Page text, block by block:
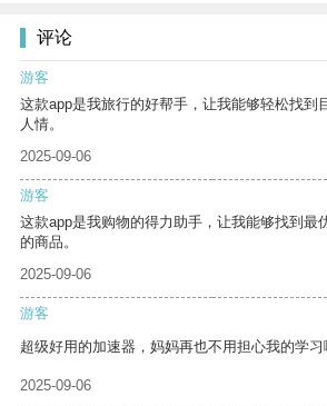
评论
游客
这款app是我旅行的好帮手，让我能够轻松找到
人情。
2025-09-06
游客
这款app是我购物的得力助手，让我能够找到最
的商品。
2025-09-06
游客
超级好用的加速器，妈妈再也不用担心我的学习
2025-09-06